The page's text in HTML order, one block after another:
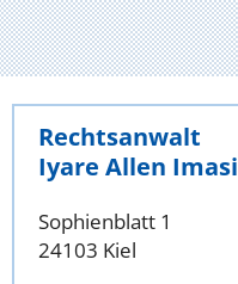
Rechtsanwalt
Iyare Allen Imasi
Sophienblatt 1
24103 Kiel